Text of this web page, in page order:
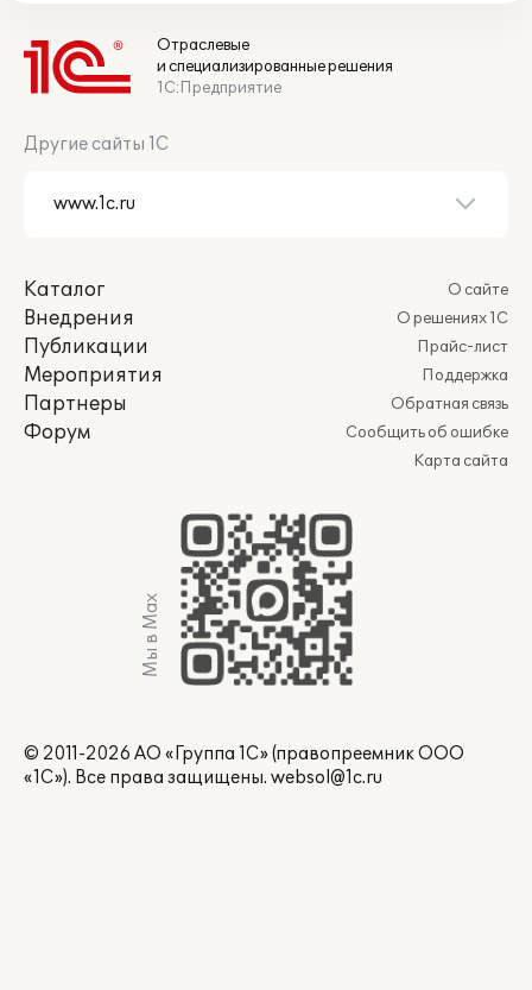
Отраслевые
и специализированные решения
1С:Предприятие
Другие сайты 1С
Каталог
Внедрения
Публикации
Мероприятия
Партнеры
Форум
О сайте
О решениях 1С
Прайс-лист
Поддержка
Обратная связь
Сообщить об ошибке
Карта сайта
Мы в Max
© 2011-2026 АО «Группа 1С» (правопреемник ООО
«1С»). Все права защищены. websol@1c.ru